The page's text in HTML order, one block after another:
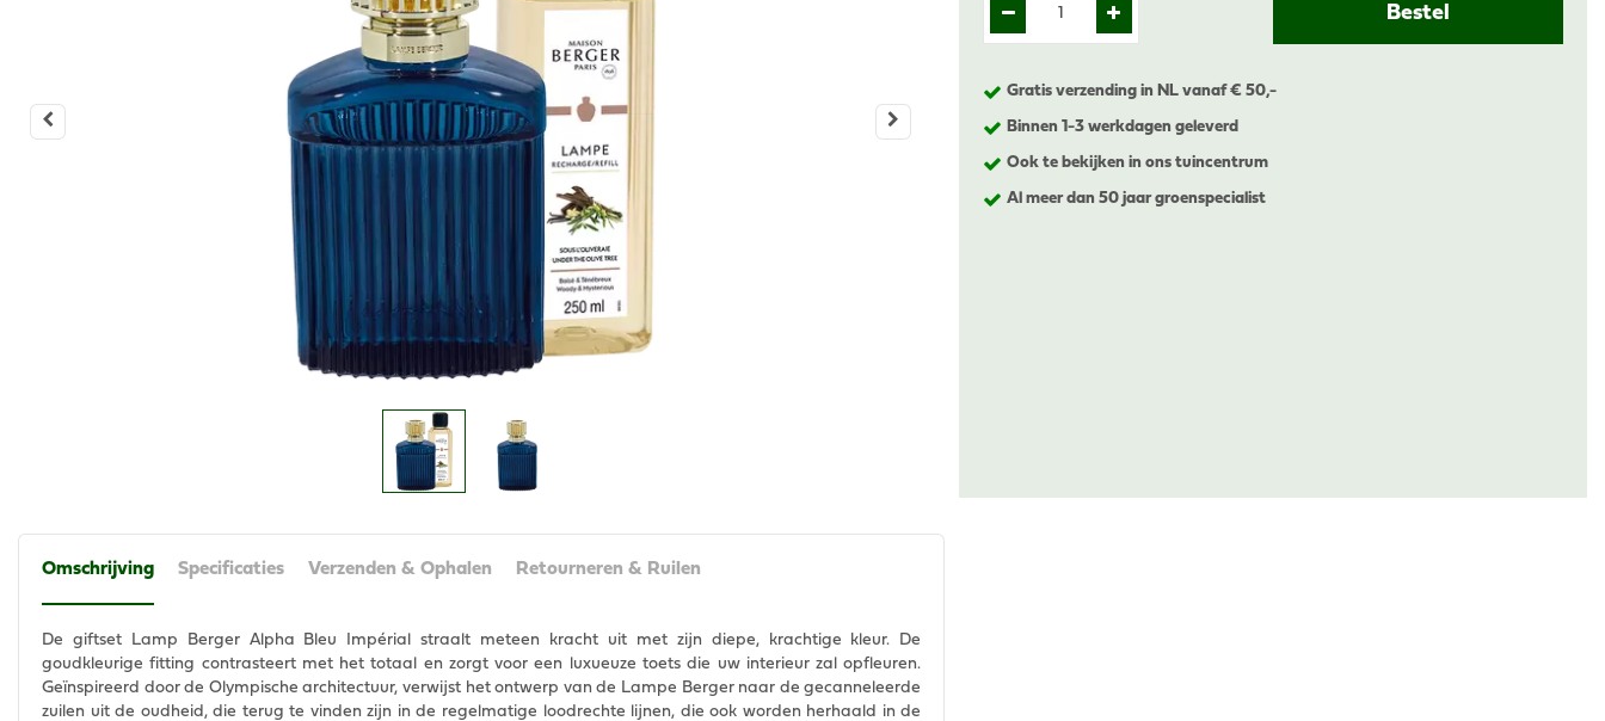
Gratis verzending in NL vanaf € 50,-
Binnen 1-3 werkdagen geleverd
Ook te bekijken in ons tuincentrum
Al meer dan 50 jaar groenspecialist
Omschrijving Specificaties Verzenden & Ophalen Retourneren & Ruilen
De giftset Lamp Berger Alpha Bleu Impérial straalt meteen kracht uit met zijn diepe, krachtige kleur. De
goudkleurige fitting contrasteert met het totaal en zorgt voor een luxueuze toets die uw interieur zal opfleuren.
Geïnspireerd door de Olympische architectuur, verwijst het ontwerp van de Lampe Berger naar de gecanneleerde
zuilen uit de oudheid, die terug te vinden zijn in de regelmatige loodrechte lijnen, die ook worden herhaald in de